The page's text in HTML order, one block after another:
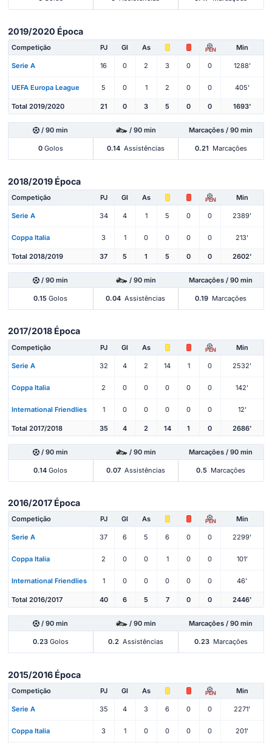
2019/2020 Época
Competição PJ Gl As PEN Min
Serie A 16 0 2 3 0 0 1288'
UEFA Europa League 5 0 1 2 0 0 405'
Total 2019/2020 21 0 3 5 0 0 1693'
/ 90 min / 90 min Marcações / 90 min
0Golos 0.14 Assistências 0.21 Marcações
2018/2019 Época
Competição PJ Gl As PEN Min
Serie A 34 4 1 5 0 0 2389'
Coppa Italia 3 1 0 0 0 0 213'
Total 2018/2019 37 5 1 5 0 0 2602'
/ 90 min / 90 min Marcações / 90 min
0.15 Golos 0.04 Assistências 0.19 Marcações
2017/2018 Época
Competição PJ Gl As PEN Min
Serie A 32 4 2 14 1 0 2532'
Coppa Italia 2 0 0 0 0 0 142'
International Friendlies 1 0 0 0 0 0 12'
Total 2017/2018 35 4 2 14 1 0 2686'
/ 90 min / 90 min Marcações / 90 min
0.14 Golos 0.07 Assistências 0.5 Marcações
2016/2017 Época
Competição PJ Gl As PEN Min
Serie A 37 6 5 6 0 0 2299'
Coppa Italia 2 0 0 1 0 0 101'
International Friendlies 1 0 0 0 0 0 46'
Total 2016/2017 40 6 5 7 0 0 2446'
/ 90 min / 90 min Marcações / 90 min
0.23Golos 0.2 Assistências 0.23 Marcações
2015/2016 Época
Competição PJ Gl As PEN Min
Serie A 35 4 3 6 0 0 2271'
Coppa Italia 3 1 0 0 0 0 201'